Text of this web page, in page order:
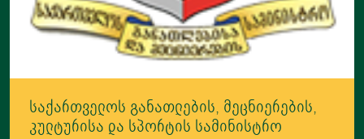
საქართველოს განათლების, მეცნიერების,
კულტურისა და სპორტის სამინისტრო